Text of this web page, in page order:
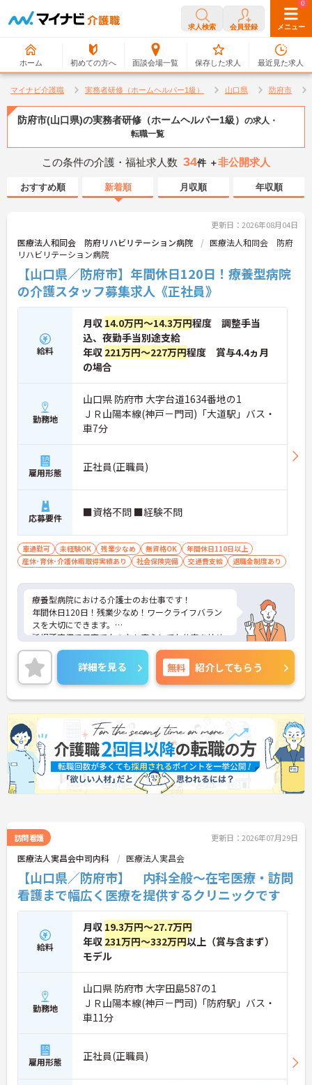
求人検索 会員登録 メニュー
ホーム 初めての方へ 面談会場一覧
0
保存した求人
0
最近見た求人
マイナビ介護職 実務者研修（ホームヘルパー1級） 山口県 防府市
防府市(山口県)の実務者研修（ホームヘルパー1級） の求人・
転職一覧
この条件の介護・福祉求人数 34件 ＋非公開求人
おすすめ順 新着順 月収順 年収順
更新日：2026年08月04日
医療法人和同会 防府リハビリテーション病院
医療法人和同会 防府
リハビリテーション病院
【山口県／防府市】年間休日120日！療養型病院
の介護スタッフ募集求人《正社員》
給料
月収 14.0万円～14.3万円程度 調整手当
込、夜勤手当別途支給
年収 221万円～227万円程度 賞与4.4ヵ月
の場合
勤務地
山口県 防府市 大字台道1634番地の1
ＪＲ山陽本線(神戸－門司)「大道駅」バス・
車7分
雇用形態 正社員(正職員)
応募要件 ■資格不問 ■経験不問
車通勤可 未経験OK 残業少なめ 無資格OK
年間休日110日以上
産休･育休･介護休暇取得実績あり
社会保険完備 交通費支給 退職金制度あり
療養型病院における介護士のお仕事です！
年間休日120日！残業少なめ！ワークライフバラン
スを大切にできます。
託児所完備で子育て中の方も安心してお仕事を始め
られます。
ご興味ある方には、面接のポイントなど、さらに詳
細をお話致しますのでお気軽にご相談ください。
詳細を見る 無料 紹介してもらう
訪問看護 更新日：2026年07月29日
医療法人実昌会中司内科 医療法人実昌会
【山口県／防府市】 内科全般～在宅医療・訪問
看護まで幅広く医療を提供するクリニックです
給料
月収 19.3万円～27.7万円
年収 231万円～332万円以上（賞与含まず）
モデル
勤務地
山口県 防府市 大字田島587の1
ＪＲ山陽本線(神戸－門司)「防府駅」バス・
車11分
雇用形態 正社員(正職員)